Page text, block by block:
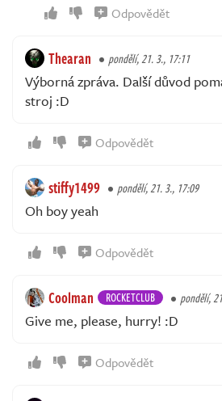
Odpovědět
Thearan pondělí, 21. 3., 17:11
Výborná zpráva. Další důvod
stroj :D
Odpovědět
stiffy1499 pondělí, 21. 3., 17:09
Oh boy yeah
Odpovědět
Coolman ROCKETCLUB pondělí,
Give me, please, hurry! :D
Odpovědět